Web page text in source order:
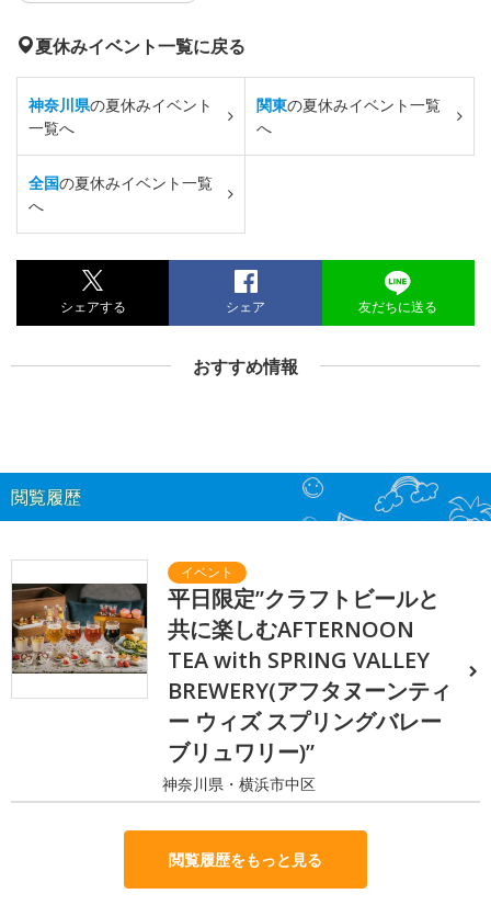
夏休みイベント一覧に戻る
神奈川県の夏休みイベント
一覧へ
関東の夏休みイベント一覧
へ
全国の夏休みイベント一覧
へ
シェアする シェア 友だちに送る
おすすめ情報
閲覧履歴
平日限定”クラフトビールと
共に楽しむAFTERNOON
TEA with SPRING VALLEY
BREWERY(アフタヌーンティ
ー ウィズ スプリングバレー
ブリュワリー)”
神奈川県・横浜市中区
閲覧履歴をもっと見る